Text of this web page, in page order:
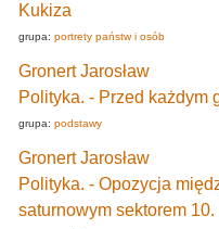
Kukiza
grupa: portrety państw i osób
Gronert Jarosław
Polityka. - Przed każdym
grupa: podstawy
Gronert Jarosław
Polityka. - Opozycja
saturnowym sektorem 10.